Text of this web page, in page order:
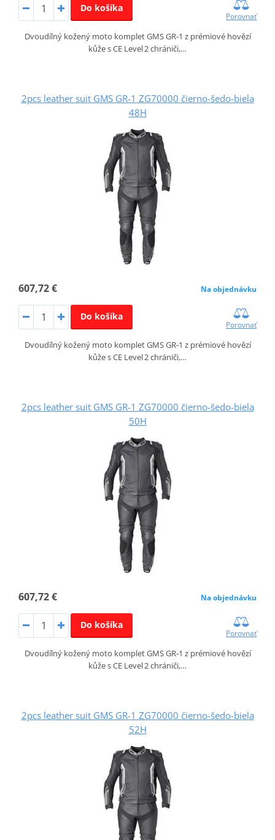
Do košíka
Porovnať
Dvoudílný kožený moto komplet GMS GR‑1 z prémiové hovězí
kůže s CE Level 2 chrániči,…
2pcs leather suit GMS GR-1 ZG70000 čierno-šedo-biela
48H
607,72 € Na objednávku
Do košíka
Porovnať
Dvoudílný kožený moto komplet GMS GR‑1 z prémiové hovězí
kůže s CE Level 2 chrániči,…
2pcs leather suit GMS GR-1 ZG70000 čierno-šedo-biela
50H
607,72 € Na objednávku
Do košíka
Porovnať
Dvoudílný kožený moto komplet GMS GR‑1 z prémiové hovězí
kůže s CE Level 2 chrániči,…
2pcs leather suit GMS GR-1 ZG70000 čierno-šedo-biela
52H